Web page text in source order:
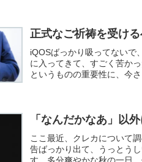
正式なご祈祷を受ける
iQOSばっかり吸ってないで
に入ってきて、すごく苦か
というものの重要性に、今
「なんだかなあ」以
ここ最近、クレカについて
告ばっかり出て、うっとう